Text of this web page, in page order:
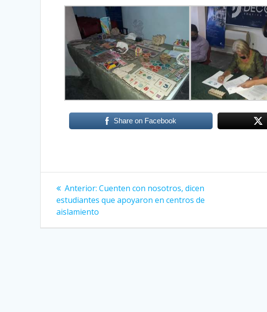
Share on Facebook
Navegación
de
entradas
Anterior: Entrada
anterior:
Cuenten con nosotros, dicen
estudiantes que apoyaron en centros de
aislamiento